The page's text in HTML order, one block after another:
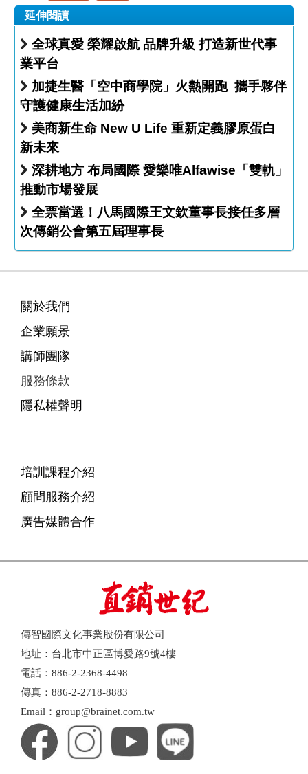
延伸閱讀
全球真愛 榮耀啟航 品牌升級 打造新世代事
業平台
加捷生醫「空中商學院」火熱開跑 攜手夥伴
守護健康生活加紛
美商新生命 New U Life 重新定義膠原蛋白
新未來
深耕地方 布局國際 愛樂唯Alfawise「雙軌」
推動市場發展
全票當選！八馬國際王文欽董事長接任多層
次傳銷公會第五屆理事長
關於我們
企業願景
講師團隊
服務條款
隱私權聲明
培訓課程介紹
顧問服務介紹
廣告媒體合作
傳智國際文化事業股份有限公司
地址：台北市中正區博愛路9號4樓
電話：886-2-2368-4498
傳真：886-2-2718-8883
Email：group@brainet.com.tw